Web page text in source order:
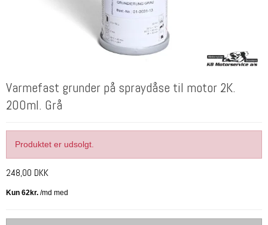
Varmefast grunder på spraydåse til motor 2K.
200ml. Grå
Produktet er udsolgt.
248,00 DKK